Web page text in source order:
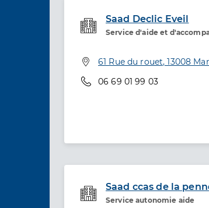
Saad Declic Eveil
Service d'aide et
Service de santé
Adresse
61 Rue du rouet, 13008
Téléphone
06 69 01 99 03
Saad ccas de la
Service autonomie aide